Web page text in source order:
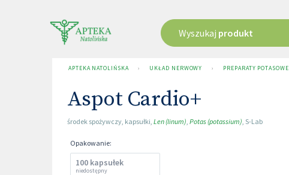
Wyszukaj produkt
APTEKA NATOLIŃSKA › UKŁAD NERWOWY › PREPARATY POTASOWE
Aspot Cardio+
środek spożywczy, kapsułki, Len (linum), Potas (potassium), S-Lab
Opakowanie:
100 kapsułek
niedostępny